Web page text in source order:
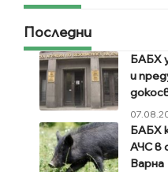
Последни
БАБХ
и
БАБХ
АЧС в
Варна